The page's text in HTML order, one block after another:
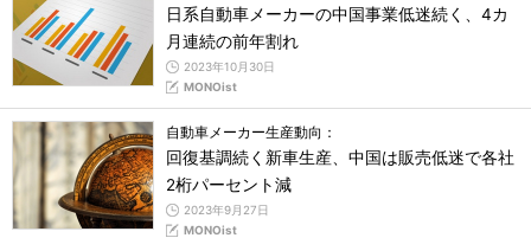
日系自動車メーカーの中国事業低迷続く、4カ
月連続の前年割れ
2023年10月30日
MONOist
自動車メーカー生産動向：
回復基調続く新車生産、中国は販売低迷で各社
2桁パーセント減
2023年9月27日
MONOist